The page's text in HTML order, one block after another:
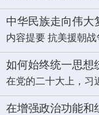
中华民族走向伟
内容提要 抗美援朝
如何始终统一思
在党的二十大上，习
在增强政治功能